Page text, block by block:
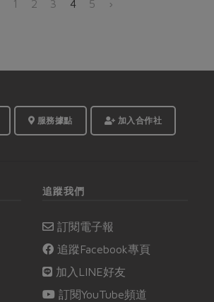
1 2 3 4 5 ›
服務據點 加入合作社
追蹤我們
訂閱電子報
追蹤Facebook專頁
加入LINE好友
訂閱YouTube頻道